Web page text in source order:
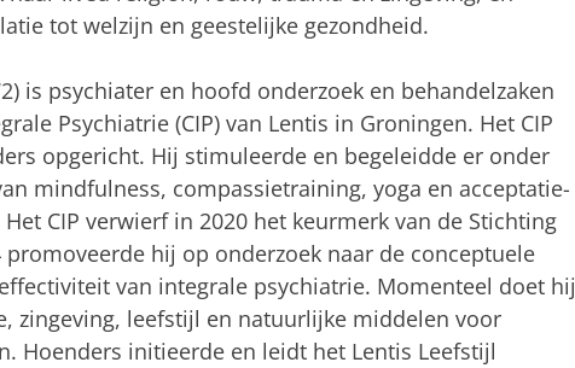
tot welzijn en geestelijke gezondheid.
is psychiater en hoofd onderzoek en behandelzaken
Psychiatrie (CIP) van Lentis in Groningen. Het CIP
opgericht. Hij stimuleerde en begeleidde er onder
mindfulness, compassietraining, yoga en acceptatie-
CIP verwierf in 2020 het keurmerk van de Stichting
promoveerde hij op onderzoek naar de conceptuele
van integrale psychiatrie. Momenteel doet hij
zingeving, leefstijl en natuurlijke middelen voor
Hoenders initieerde en leidt het Lentis Leefstijl